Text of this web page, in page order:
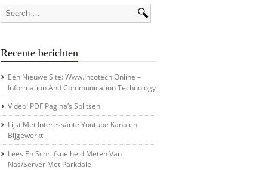
Recente berichten
Een Nieuwe Site: Www.incotech.online –
Information And Communication Technology
Video: PDF Pagina’s Splitsen
Lijst Met Interessante Youtube Kanalen
Bijgewerkt
Lees En Schrijfsnelheid Meten Van
Nas/server Met Parkdale